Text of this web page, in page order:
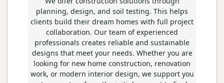
planning, design, and soil testing. This helps
clients build their dream homes with full project
collaboration. Our team of experienced
professionals creates reliable and sustainable
designs that meet your needs. Whether you are
looking for new home construction, renovation
work, or modern interior design, we support you